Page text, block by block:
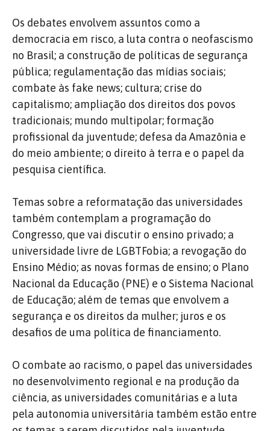
Os debates envolvem assuntos como a
democracia em risco, a luta contra o neofascismo
no Brasil; a construção de políticas de segurança
pública; regulamentação das mídias sociais;
combate às fake news; cultura; crise do
capitalismo; ampliação dos direitos dos povos
tradicionais; mundo multipolar; formação
profissional da juventude; defesa da Amazônia e
do meio ambiente; o direito à terra e o papel da
pesquisa científica.
Temas sobre a reformatação das universidades
também contemplam a programação do
Congresso, que vai discutir o ensino privado; a
universidade livre de LGBTFobia; a revogação do
Ensino Médio; as novas formas de ensino; o Plano
Nacional da Educação (PNE) e o Sistema Nacional
de Educação; além de temas que envolvem a
segurança e os direitos da mulher; juros e os
desafios de uma política de financiamento.
O combate ao racismo, o papel das universidades
no desenvolvimento regional e na produção da
ciência, as universidades comunitárias e a luta
pela autonomia universitária também estão entre